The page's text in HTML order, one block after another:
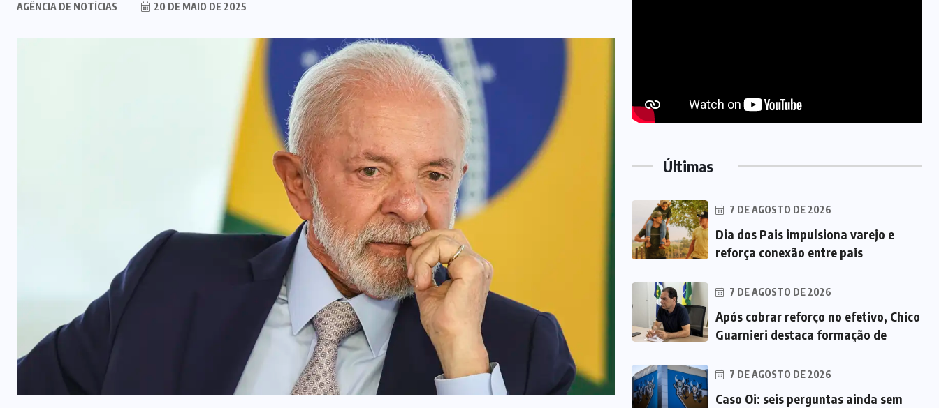
AGÊNCIA DE NOTÍCIAS 20 DE MAIO DE 2025
Últimas
7 DE AGOSTO DE 2026
Dia dos Pais impulsiona varejo e
reforça conexão entre pais
7 DE AGOSTO DE 2026
Após cobrar reforço no efetivo, Chico
Guarnieri destaca formação de
7 DE AGOSTO DE 2026
Caso Oi: seis perguntas ainda sem